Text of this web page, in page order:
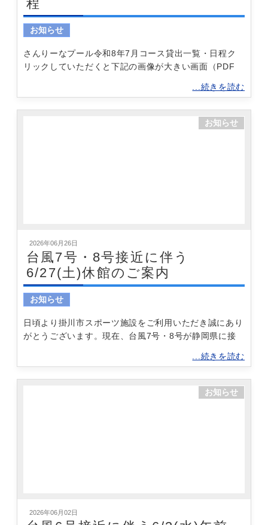
程
お知らせ
さんりーなプール令和8年7月コース貸出一覧・日程ク
リックしていただくと下記の画像が大きい画面（PDF
...続きを読む
2026年06月26日
台風7号・8号接近に伴う
6/27(土)休館のご案内
お知らせ
お知らせ
日頃より掛川市スポーツ施設をご利用いただき誠にあり
がとうございます。現在、台風7号・8号が静岡県に接
...続きを読む
2026年06月02日
お知らせ